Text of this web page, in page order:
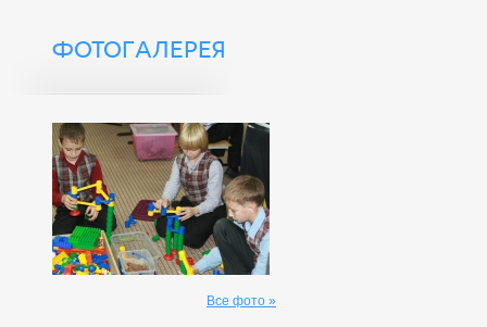
ФОТОГАЛЕРЕЯ
Все фото »